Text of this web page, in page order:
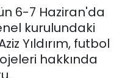
6-7 Haziran'da
kurulundaki
Yıldırım, futbol
hakkında